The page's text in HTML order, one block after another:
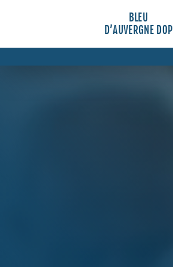
BLEU
D’AUVERGNE DOP